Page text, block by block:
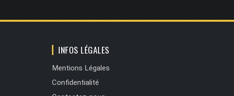
INFOS LÉGALES
Mentions Légales
Confidentialité